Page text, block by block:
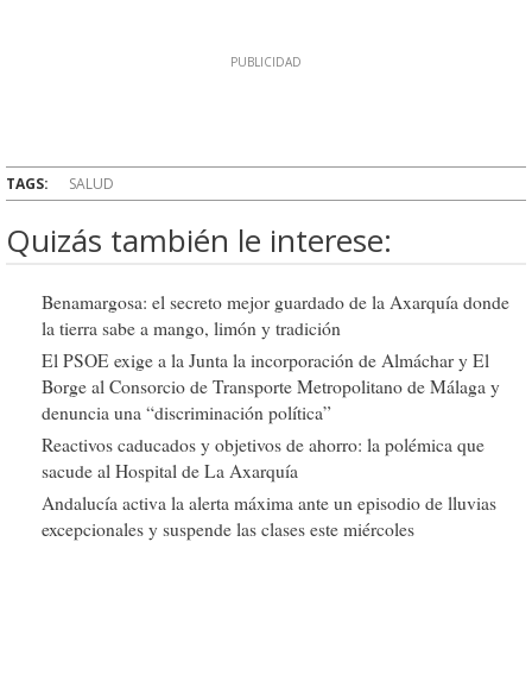
TAGS: SALUD
Quizás también le interese:
Benamargosa: el secreto mejor guardado de la Axarquía donde
la tierra sabe a mango, limón y tradición
El PSOE exige a la Junta la incorporación de Almáchar y El
Borge al Consorcio de Transporte Metropolitano de Málaga y
denuncia una “discriminación política”
Reactivos caducados y objetivos de ahorro: la polémica que
sacude al Hospital de La Axarquía
Andalucía activa la alerta máxima ante un episodio de lluvias
excepcionales y suspende las clases este miércoles